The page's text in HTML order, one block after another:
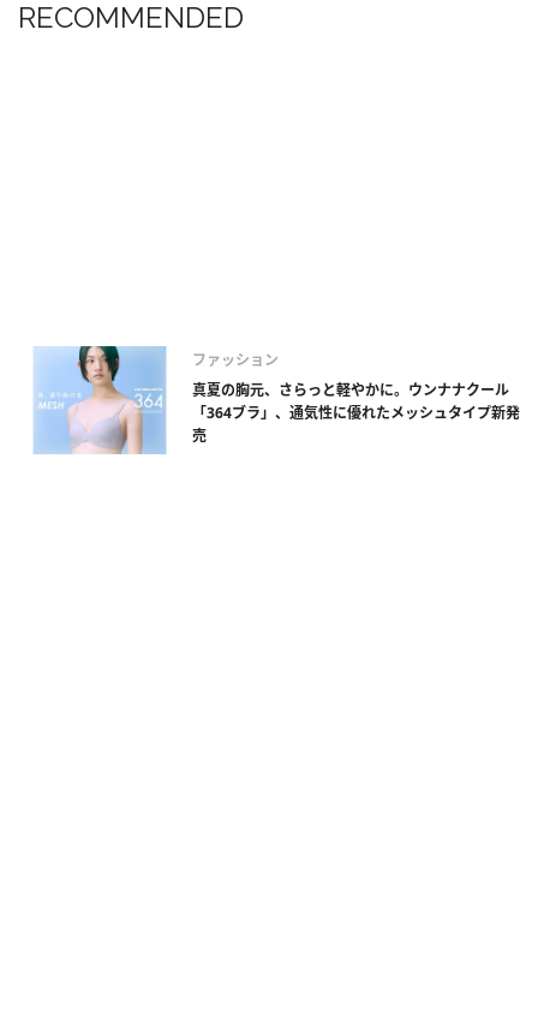
RECOMMENDED
ファッション
真夏の胸元、さらっと軽やかに。ウンナナクール
「364ブラ」、通気性に優れたメッシュタイプ新発
売